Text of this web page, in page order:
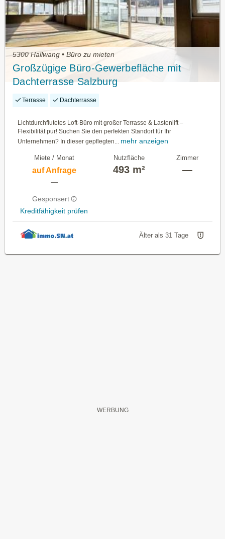
5300 Hallwang • Büro zu mieten
Großzügige Büro-Gewerbefläche mit
Dachterrasse Salzburg
Terrasse Dachterrasse
Lichtdurchflutetes Loft-Büro mit großer Terrasse & Lastenlift –
Flexibilität pur! Suchen Sie den perfekten Standort für Ihr
Unternehmen? In dieser gepflegten... mehr anzeigen
Miete / Monat
auf Anfrage
—
Gesponsert
Kreditfähigkeit prüfen
Nutzfläche
493 m²
Zimmer
—
Älter als 31 Tage